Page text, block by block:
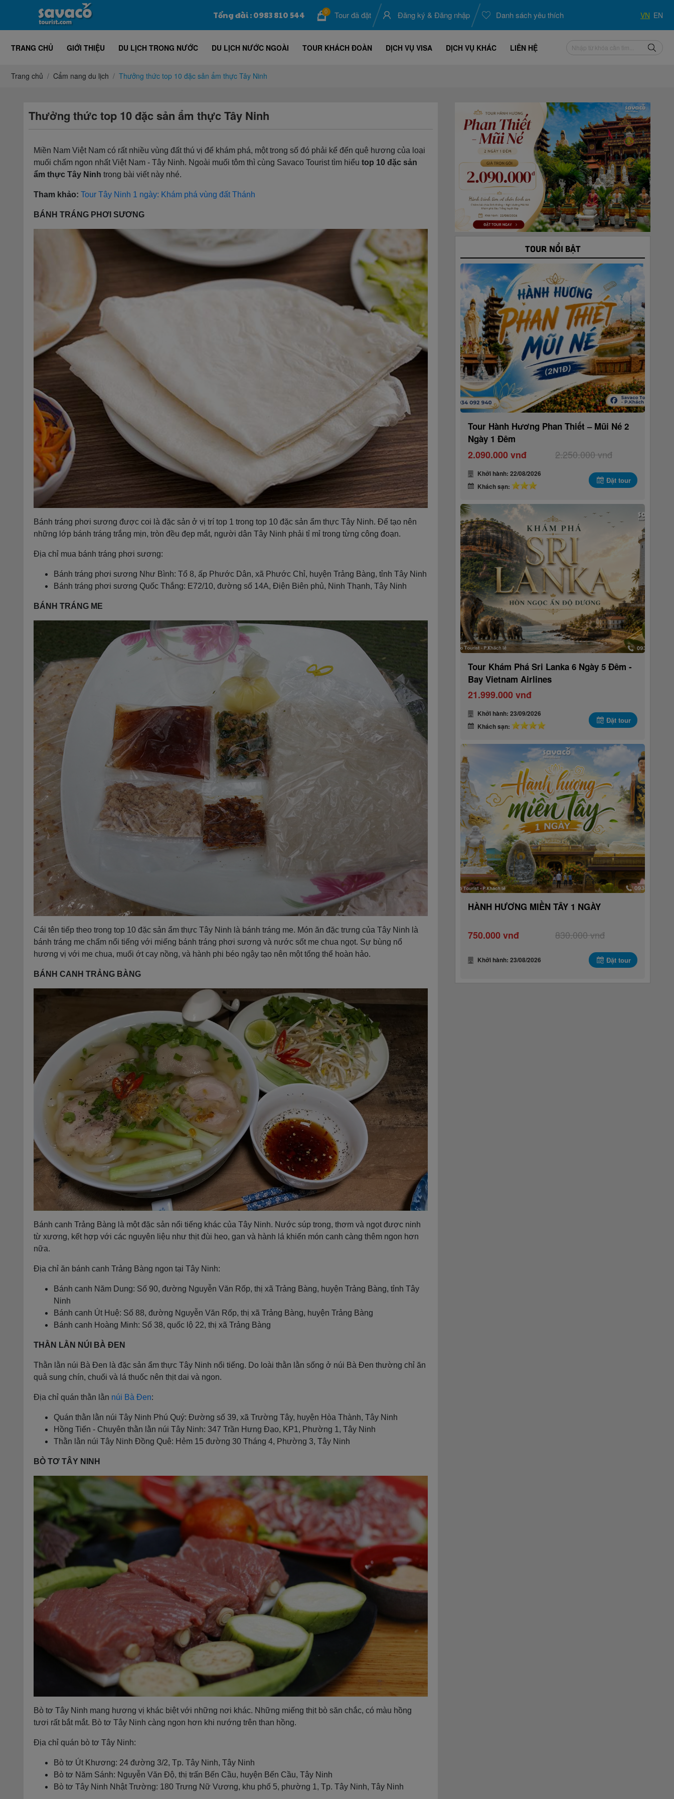
Tổng đài : 0983 810 544 0 Tour đã đặt Đăng ký &Đăng nhập Danh sách yêu thích VN EN
TRANG CHỦ GIỚI THIỆU DU LỊCH TRONG NƯỚC DU LỊCH NƯỚC NGOÀI TOUR KHÁCH ĐOÀN DỊCH VỤ VISA DỊCH VỤ KHÁC LIÊN HỆ
Trang chủ Cẩm nang du lịch Thưởng thức top 10 đặc sản ẩm thực Tây Ninh
Thưởng thức top 10 đặc sản ẩm thực Tây Ninh
Miền Nam Việt Nam có rất nhiều vùng đất thú vị để khám phá, một trong số đó phải kể đến quê hương của loại
muối chấm ngon nhất Việt Nam - Tây Ninh. Ngoài muối tôm thì cùng Savaco Tourist tìm hiểu top 10 đặc sản
ẩm thực Tây Ninh trong bài viết này nhé.
Tham khảo: Tour Tây Ninh 1 ngày: Khám phá vùng đất Thánh
BÁNH TRÁNG PHƠI SƯƠNG
Bánh tráng phơi sương được coi là đặc sản ở vị trí top 1 trong top 10 đặc sản ẩm thực Tây Ninh. Để tạo nên
những lớp bánh tráng trắng mịn, tròn đều đẹp mắt, người dân Tây Ninh phải tỉ mỉ trong từng công đoạn.
Địa chỉ mua bánh tráng phơi sương:
Bánh tráng phơi sương Như Bình: Tổ 8, ấp Phước Dân, xã Phước Chỉ, huyện Trảng Bàng, tỉnh Tây Ninh
Bánh tráng phơi sương Quốc Thắng: E72/10, đường số 14A, Điện Biên phủ, Ninh Thạnh, Tây Ninh
BÁNH TRÁNG ME
Cái tên tiếp theo trong top 10 đặc sản ẩm thực Tây Ninh là bánh tráng me. Món ăn đặc trưng của Tây Ninh là
bánh tráng me chấm nổi tiếng với miếng bánh tráng phơi sương và nước sốt me chua ngọt. Sự bùng nổ
hương vị với me chua, muối ớt cay nồng, và hành phi béo ngậy tạo nên một tổng thể hoàn hảo.
BÁNH CANH TRẢNG BÀNG
Bánh canh Trảng Bàng là một đặc sản nổi tiếng khác của Tây Ninh. Nước súp trong, thơm và ngọt được ninh
từ xương, kết hợp với các nguyên liệu như thịt đùi heo, gan và hành lá khiến món canh càng thêm ngon hơn
nữa.
Địa chỉ ăn bánh canh Trảng Bàng ngon tại Tây Ninh:
Bánh canh Năm Dung: Số 90, đường Nguyễn Văn Rốp, thị xã Trảng Bàng, huyện Trảng Bàng, tỉnh Tây
Ninh
Bánh canh Út Huệ: Số 88, đường Nguyễn Văn Rốp, thị xã Trảng Bàng, huyện Trảng Bàng
Bánh canh Hoàng Minh: Số 38, quốc lộ 22, thị xã Trảng Bàng
THẰN LẰN NÚI BÀ ĐEN
Thằn lằn núi Bà Đen là đặc sản ẩm thực Tây Ninh nổi tiếng. Do loài thằn lằn sống ở núi Bà Đen thường chỉ ăn
quả sung chín, chuối và lá thuốc nên thịt dai và ngon.
Địa chỉ quán thằn lằn núi Bà Đen:
Quán thằn lằn núi Tây Ninh Phú Quý: Đường số 39, xã Trường Tây, huyện Hòa Thành, Tây Ninh
Hồng Tiến - Chuyên thằn lằn núi Tây Ninh: 347 Trần Hưng Đạo, KP1, Phường 1, Tây Ninh
Thằn lằn núi Tây Ninh Đồng Quê: Hẻm 15 đường 30 Tháng 4, Phường 3, Tây Ninh
BÒ TƠ TÂY NINH
Bò tơ Tây Ninh mang hương vị khác biệt với những nơi khác. Những miếng thịt bò săn chắc, có màu hồng
tươi rất bắt mắt. Bò tơ Tây Ninh càng ngon hơn khi nướng trên than hồng.
Địa chỉ quán bò tơ Tây Ninh:
Bò tơ Út Khương: 24 đường 3/2, Tp. Tây Ninh, Tây Ninh
Bò tơ Năm Sánh: Nguyễn Văn Độ, thị trấn Bến Cầu, huyện Bến Cầu, Tây Ninh
Bò tơ Tây Ninh Nhật Trường: 180 Trưng Nữ Vương, khu phố 5, phường 1, Tp. Tây Ninh, Tây Ninh
TOUR NỔI BẬT
Tour Hành Hương Phan Thiết – Mũi Né 2
Ngày 1 Đêm
2.090.000 vnđ 2.250.000 vnđ
Khởi hành: 22/08/2026
Khách sạn:
Đặt tour
Tour Khám Phá Sri Lanka 6 Ngày 5 Đêm -
Bay Vietnam Airlines
21.999.000 vnđ
Khởi hành: 23/09/2026
Khách sạn:
Đặt tour
HÀNH HƯƠNG MIỀN TÂY 1 NGÀY
750.000 vnđ 830.000 vnđ
Khởi hành: 23/08/2026 Đặt tour